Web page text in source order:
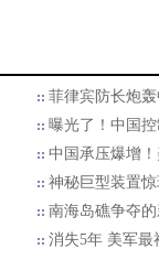
菲律宾防长炮
曝光了！中国
中国承压爆增
神秘巨型装置
南海岛礁争夺
消失5年 美军最